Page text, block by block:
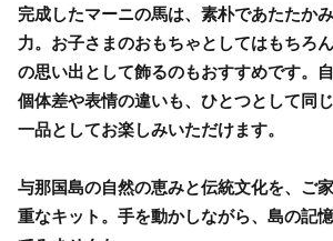
完成したマーニの馬は、素朴であたたか
力。お子さまのおもちゃとしてはもちろ
の思い出として飾るのもおすすめです。
個体差や表情の違いも、ひとつとして同
一品としてお楽しみいただけます。
与那国島の自然の恵みと伝統文化を、ご
重なキット。手を動かしながら、島の記